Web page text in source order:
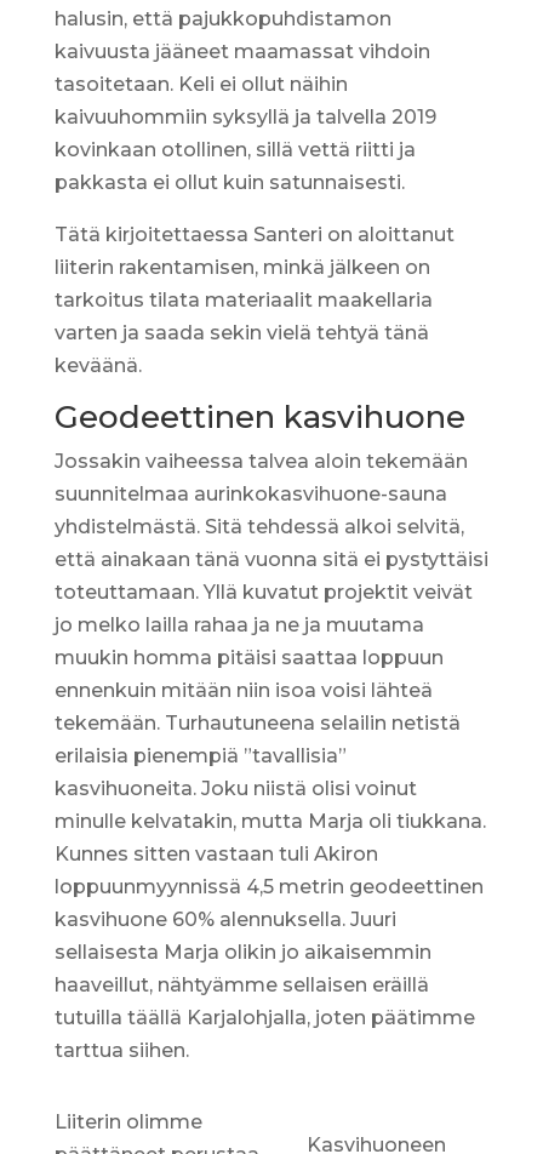
halusin, että pajukkopuhdistamon
kaivuusta jääneet maamassat vihdoin
tasoitetaan. Keli ei ollut näihin
kaivuuhommiin syksyllä ja talvella 2019
kovinkaan otollinen, sillä vettä riitti ja
pakkasta ei ollut kuin satunnaisesti.
Tätä kirjoitettaessa Santeri on aloittanut
liiterin rakentamisen, minkä jälkeen on
tarkoitus tilata materiaalit maakellaria
varten ja saada sekin vielä tehtyä tänä
keväänä.
Geodeettinen kasvihuone
Jossakin vaiheessa talvea aloin tekemään
suunnitelmaa aurinkokasvihuone-sauna
yhdistelmästä. Sitä tehdessä alkoi selvitä,
että ainakaan tänä vuonna sitä ei pystyttäisi
toteuttamaan. Yllä kuvatut projektit veivät
jo melko lailla rahaa ja ne ja muutama
muukin homma pitäisi saattaa loppuun
ennenkuin mitään niin isoa voisi lähteä
tekemään. Turhautuneena selailin netistä
erilaisia pienempiä ”tavallisia”
kasvihuoneita. Joku niistä olisi voinut
minulle kelvatakin, mutta Marja oli tiukkana.
Kunnes sitten vastaan tuli Akiron
loppuunmyynnissä 4,5 metrin geodeettinen
kasvihuone 60% alennuksella. Juuri
sellaisesta Marja olikin jo aikaisemmin
haaveillut, nähtyämme sellaisen eräillä
tutuilla täällä Karjalohjalla, joten päätimme
tarttua siihen.
Kasvihuoneen
Liiterin olimme